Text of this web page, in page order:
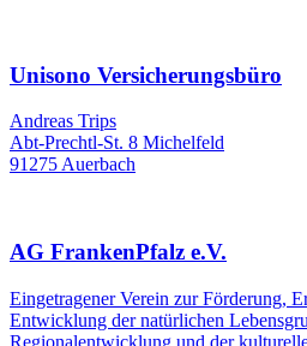
Unisono Versicherungsbüro
Andreas Trips
Abt-Prechtl-St. 8 Michelfeld
91275 Auerbach
AG FrankenPfalz e.V.
Eingetragener Verein zur Förderung,
Entwicklung der natürlichen
Regionalentwicklung und der